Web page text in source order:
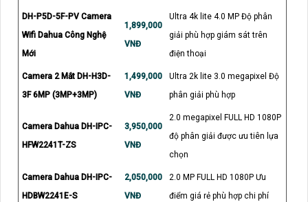
DH-P5D-5F-PV Camera
Wifi Dahua Công Nghệ
Mới
1,899,000
VNĐ
Ultra 4k lite 4.0 MP Độ phân
giải phù hợp giám sát trên
điện thoại
Camera 2 Mắt DH-H3D-
3F 6MP (3MP+3MP)
1,499,000
VNĐ
Ultra 2k lite 3.0 megapixel Độ
phân giải phù hợp
Camera Dahua DH-IPC-
HFW2241T-ZS
3,950,000
VNĐ
2.0 megapixel FULL HD 1080P
độ phân giải được ưu tiên lựa
chọn
Camera Dahua DH-IPC-
HDBW2241E-S
2,050,000
VNĐ
2.0 MP FULL HD 1080P Ưu
điểm giá rẻ phù hợp chi phí